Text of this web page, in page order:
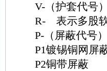
V-（护套代号）
R- 表示多股软
P-（屏蔽代号）
P1镀锡铜网屏
P2铜带屏蔽